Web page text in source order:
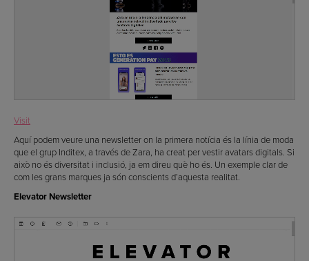
Visit
Aquí podem veure una newsletter on la primera notícia és la línia de moda
que el grup Inditex, a través de Zara, ha creat per vestir avatars digitals. Si
això no és diversitat i inclusió, ja em direu què ho és. Un exemple clar de
com les grans marques ja són conscients d’aquesta realitat.
Elevator Newsletter